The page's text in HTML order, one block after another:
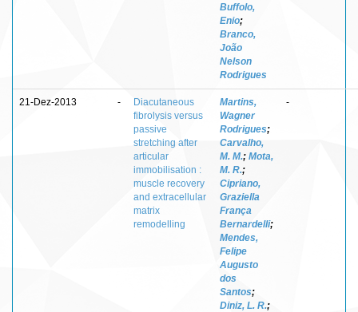
Buffolo,
Enio;
Branco,
João
Nelson
Rodrigues
21-Dez-2013 -
Diacutaneous
fibrolysis versus
passive
stretching after
articular
immobilisation :
muscle recovery
and extracellular
matrix
remodelling
Martins,
Wagner
Rodrigues;
Carvalho,
M. M.; Mota,
M. R.;
Cipriano,
Graziella
França
Bernardelli;
Mendes,
Felipe
Augusto
dos
Santos;
Diniz, L. R.;
-